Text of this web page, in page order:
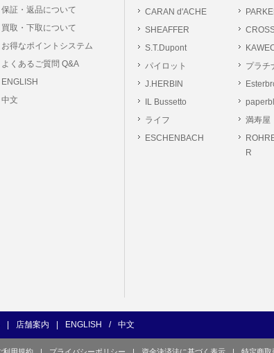
シュッピン株式会
Mail：
る必要があります。
客様はこちら
び本サービスの利用に当たり、以下の行為を行なってはならないものと
者もしくは弊社の著作権又はその他の権利を侵害する行為、及び侵害す
者もしくは弊社の財産またはプライバシーを侵害する行為、及び侵害す
ザー、第三者もしくは弊社に不利益又は損害を与える行為、および与え
CARAN d'ACHE
SHEAFFER
S.T.Dupont
パイロット
プラチ
J.HERBIN
IL Bussetto
ライフ
満寿屋
ESCHENBACH
R
保証・返品について
買取・下取について
お得なポイントシステム
よくあるご質問 Q&A
ENGLISH
中文
店舗案内 ENGLISH / 中文